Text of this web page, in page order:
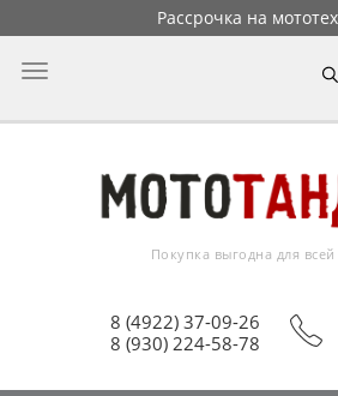
Рассрочка на
Главное
8 (4922) 37-09-26
8 (930) 224-58-78
Покупка выгодна для